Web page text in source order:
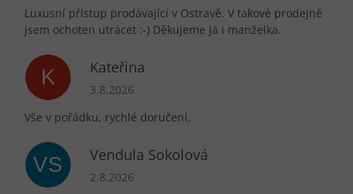
Luxusní přístup prodávající v Ostravě. V takové prodejně
jsem ochoten utrácet :-) Děkujeme já i manželka.
K Kateřina
Hodnocení obchodu je 5 z 5 hvězdiček.
3.8.2026
Vše v pořádku, rychlé doručení.
VS Vendula Sokolová
Hodnocení obchodu je 5 z 5 hvězdiček.
2.8.2026